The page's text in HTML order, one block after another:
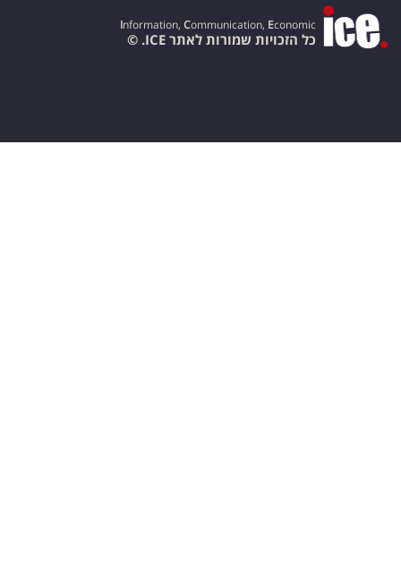
Information, Communication, Economic
כל הזכויות שמורות לאתר ICE. ©